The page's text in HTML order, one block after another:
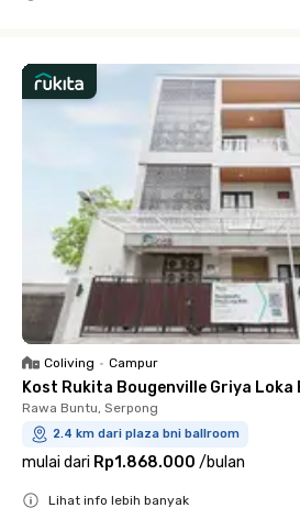
Coliving • Campur
Kost Rukita Bougenville Griya Loka
Rawa Buntu, Serpong
2.4 km dari plaza bni ballroom
mulai dari Rp1.868.000 /bulan
Lihat info lebih banyak